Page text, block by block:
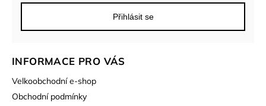
INFORMACE PRO VÁS
Velkoobchodní e-shop
Obchodní podmínky
Přihlásit se